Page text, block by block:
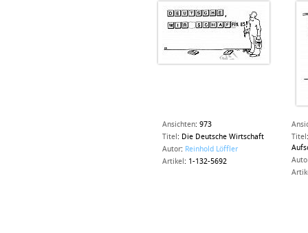
Ansichten: 973
Titel : Die Deutsche Wirtschaft
Autor: Reinhold Löffler
Artikel : 1-132-5692
Titel